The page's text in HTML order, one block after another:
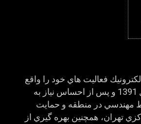
فعاليت هاي خود را واقع
در انديشه در سال 1391 و پس از احساس نياز به
مهندسي در منطقه و حمايت
تهران، همچنين بهره گيري از